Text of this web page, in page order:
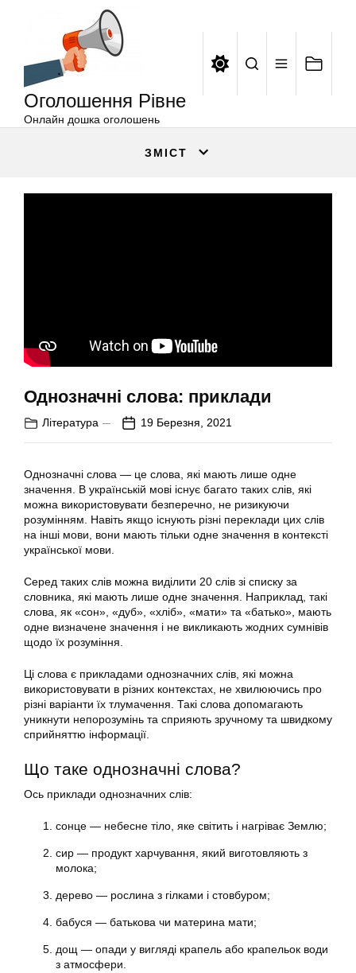
Оголошення Рівне
Онлайн дошка оголошень
ЗМІСТ
Однозначні слова: приклади
Література 19 Березня, 2021
Однозначні слова — це слова, які мають лише одне
значення. В українській мові існує багато таких слів, які
можна використовувати безперечно, не ризикуючи
розумінням. Навіть якщо існують різні переклади цих слів
на інші мови, вони мають тільки одне значення в контексті
української мови.
Серед таких слів можна виділити 20 слів зі списку за
словника, які мають лише одне значення. Наприклад, такі
слова, як «сон», «дуб», «хліб», «мати» та «батько», мають
одне визначене значення і не викликають жодних сумнівів
щодо їх розуміння.
Ці слова є прикладами однозначних слів, які можна
використовувати в різних контекстах, не хвилюючись про
різні варіанти їх тлумачення. Такі слова допомагають
уникнути непорозумінь та сприяють зручному та швидкому
сприйняттю інформації.
Що таке однозначні слова?
Ось приклади однозначних слів:
сонце — небесне тіло, яке світить і нагріває Землю;
сир — продукт харчування, який виготовляють з
молока;
дерево — рослина з гілками і стовбуром;
бабуся — батькова чи материна мати;
дощ — опади у вигляді крапель або крапельок води
з атмосфери.